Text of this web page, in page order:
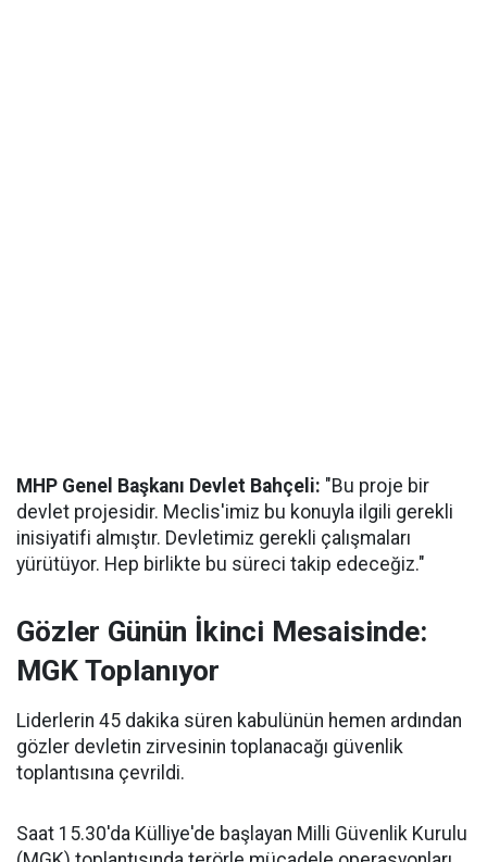
MHP Genel Başkanı Devlet Bahçeli: "Bu proje bir
devlet projesidir. Meclis'imiz bu konuyla ilgili gerekli
inisiyatifi almıştır. Devletimiz gerekli çalışmaları
yürütüyor. Hep birlikte bu süreci takip edeceğiz."
Gözler Günün İkinci Mesaisinde:
MGK Toplanıyor
Liderlerin 45 dakika süren kabulünün hemen ardından
gözler devletin zirvesinin toplanacağı güvenlik
toplantısına çevrildi.
Saat 15.30'da Külliye'de başlayan Milli Güvenlik Kurulu